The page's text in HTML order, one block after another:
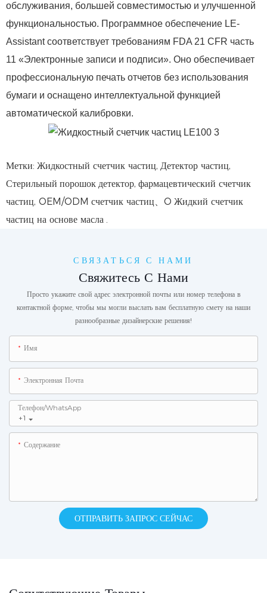
обслуживания, большей совместимостью и улучшенной
функциональностью. Программное обеспечение LE-
Assistant соответствует требованиям FDA 21 CFR часть
11 «Электронные записи и подписи». Оно обеспечивает
профессиональную печать отчетов без использования
бумаги и оснащено интеллектуальной функцией
автоматической калибровки.
Метки: Жидкостный счетчик частиц, Детектор частиц,
Стерильный порошок детектор, фармацевтический счетчик
частиц, OEM/ODM счетчик частиц 、O Жидкий счетчик
частиц на основе масла
СВЯЗАТЬСЯ С НАМИ
Свяжитесь С Нами
Просто укажите свой адрес электронной почты или номер телефона в
контактной форме, чтобы мы могли выслать вам бесплатную смету на наши
разнообразные дизайнерские решения!
Имя
Электронная Почта
+1
Телефон/WhatsApp
Содержание
ОТПРАВИТЬ ЗАПРОС СЕЙЧАС